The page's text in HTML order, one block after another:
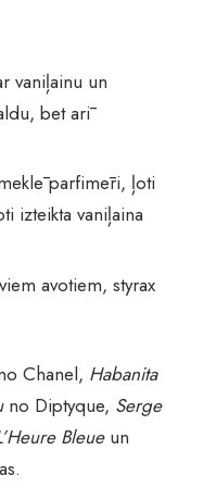
vaniļainu un
bet arī
parfimēri, ļoti
izteikta vaniļaina
avotiem, styrax
Chanel, Habanita
no Diptyque, Serge
Bleueun